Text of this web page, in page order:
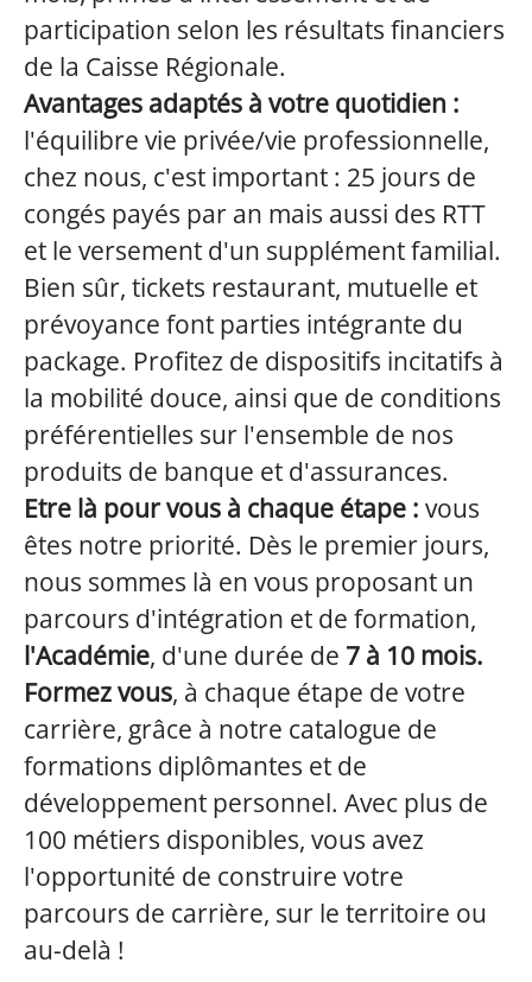
participation selon les résultats financiers
de la Caisse Régionale.
Avantages adaptés à votre quotidien :
l'équilibre vie privée/vie professionnelle,
chez nous, c'est important : 25 jours de
congés payés par an mais aussi des RTT
et le versement d'un supplément familial.
Bien sûr, tickets restaurant, mutuelle et
prévoyance font parties intégrante du
package. Profitez de dispositifs incitatifs à
la mobilité douce, ainsi que de conditions
préférentielles sur l'ensemble de nos
produits de banque et d'assurances.
Etre là pour vous à chaque étape : vous
êtes notre priorité. Dès le premier jours,
nous sommes là en vous proposant un
parcours d'intégration et de formation,
l'Académie, d'une durée de 7 à 10 mois.
Formez vous, à chaque étape de votre
carrière, grâce à notre catalogue de
formations diplômantes et de
développement personnel. Avec plus de
100 métiers disponibles, vous avez
l'opportunité de construire votre
parcours de carrière, sur le territoire ou
au-delà !